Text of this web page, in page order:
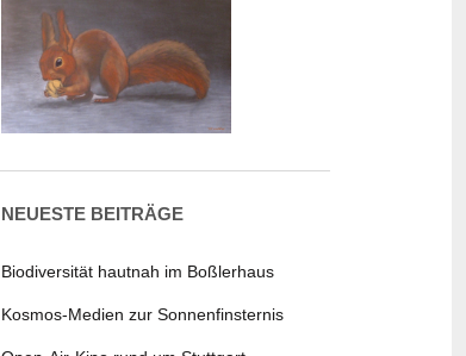
NEUESTE BEITRÄGE
Biodiversität hautnah im Boßlerhaus
Kosmos-Medien zur Sonnenfinsternis